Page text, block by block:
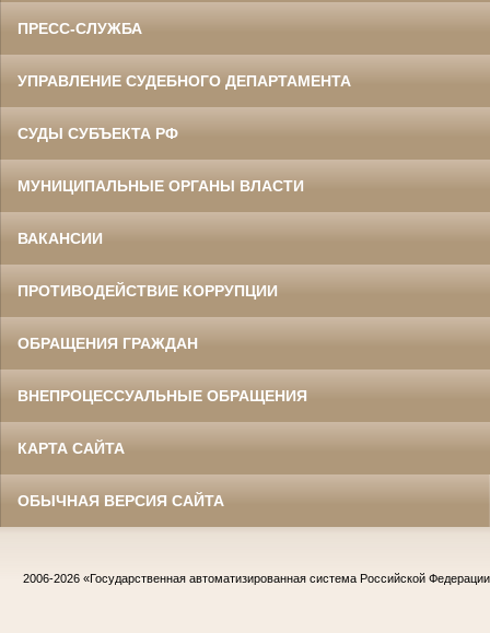
ПРЕСС-СЛУЖБА
УПРАВЛЕНИЕ СУДЕБНОГО ДЕПАРТАМЕНТА
СУДЫ СУБЪЕКТА РФ
МУНИЦИПАЛЬНЫЕ ОРГАНЫ ВЛАСТИ
ВАКАНСИИ
ПРОТИВОДЕЙСТВИЕ КОРРУПЦИИ
ОБРАЩЕНИЯ ГРАЖДАН
ВНЕПРОЦЕССУАЛЬНЫЕ ОБРАЩЕНИЯ
КАРТА САЙТА
ОБЫЧНАЯ ВЕРСИЯ САЙТА
2006-2026 «Государственная автоматизированная система Российской